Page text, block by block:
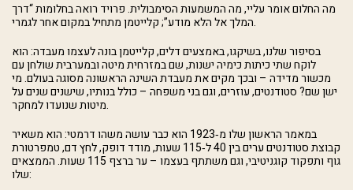
מה החלום אומר עליי, מה המשמעות הסימבולית. פרויד רואה בחלומות “דרך
המלך אל הלא מודע”; קלייטמן מתחיל במקום אחר לגמרי.
בסיפור שלנו,בשיקגו, באמצעים דלים, קלייטמן בונה לעצמו מעבדה: הוא
לוקח שתי כיתות כימיה ישנות, שם במזרחית מיטה ובמערבית שולחן עם
מכשור מדידה – ובכך מקים את מעבדת השינה הראשונה מסוגה בעולם. מי
ישן שם? סטודנטים, עוזרים, וגם בני משפחה – כולל בנותיו, שישנים שנים על
מיטות שנועדו למחקר.
במאמר הראשון שלו מ‑1923 הוא כבר עושה משהו דרמטי: הוא משאיר
קבוצת סטודנטים ערים בין 40 ל‑115 שעות, מודד דופק, לחץ דם, טמפרטורת
גוף ותפקוד קוגניטיבי, וגם משתתף בעצמו – ער ברצף 115 שעות. הממצאים
שלו: